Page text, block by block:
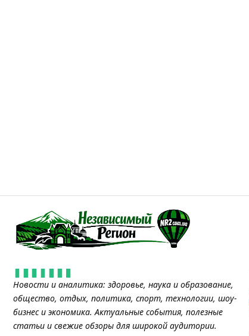
Новости и аналитика: здоровье, наука и образование,
общество, отдых, политика, спорт, технологии, шоу-
бизнес и экономика. Актуальные события, полезные
статьи и свежие обзоры для широкой аудитории.